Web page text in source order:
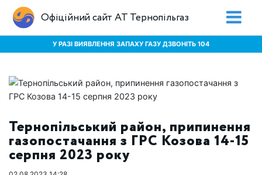
Офіційний сайт АТ Тернопільгаз
У РАЗІ ВИЯВЛЕННЯ ЗАПАХУ ГАЗУ ДЗВОНІТЬ 104
Тернопільський район, припинення
газопостачання з ГРС Козова 14-15
серпня 2023 року